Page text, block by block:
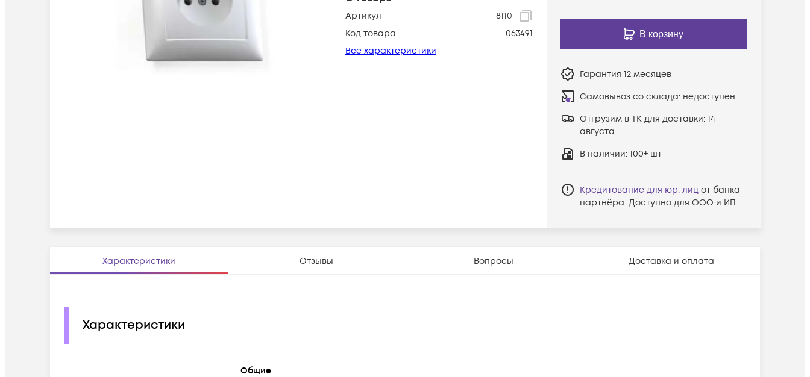
Артикул
8110
Код товара
063491
Все характеристики
В корзину
Гарантия 12 месяцев
Самовывоз со склада: недоступен
Отгрузим в ТК для доставки: 14
августа
В наличии: 100+ шт
Кредитование для юр. лиц от банка-
партнёра. Доступно для ООО и ИП
Характеристики Отзывы Вопросы Доставка и оплата
Характеристики
Общие